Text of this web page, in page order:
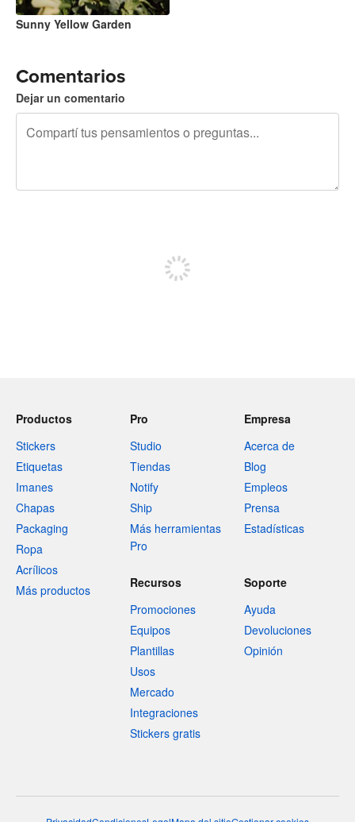
Sunny Yellow Garden
Comentarios
Dejar un comentario
Productos
Stickers
Etiquetas
Imanes
Chapas
Packaging
Ropa
Acrílicos
Más productos
Pro
Studio
Tiendas
Notify
Ship
Más herramientas
Pro
Empresa
Acerca de
Blog
Empleos
Prensa
Estadísticas
Recursos
Promociones
Equipos
Plantillas
Usos
Mercado
Integraciones
Stickers gratis
Soporte
Ayuda
Devoluciones
Opinión